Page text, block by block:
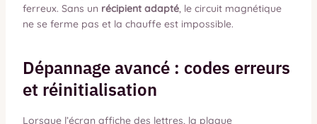
ferreux. Sans un récipient adapté, le circuit magnétique
ne se ferme pas et la chauffe est impossible.
Dépannage avancé : codes erreurs
et réinitialisation
Lorsque l’écran affiche des lettres, la plaque